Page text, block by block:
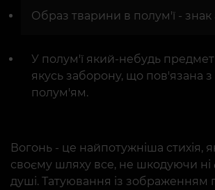
Образ тварини в полум'ї - знак
У полум'ї який-небудь
якусь заборону, що пов'язана
полум'ям.
Вогонь - це найпотужніша стихія,
своєму шляху все, не шкодуючи ні
душі. Татуювання із зображенням